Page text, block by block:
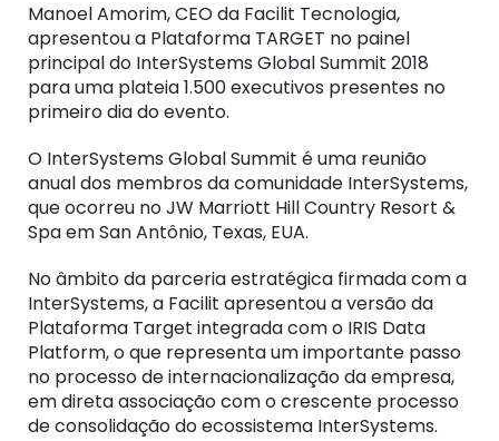
Manoel Amorim, CEO da Facilit Tecnologia,
apresentou a Plataforma TARGET no painel
principal do InterSystems Global Summit 2018
para uma plateia 1.500 executivos presentes no
primeiro dia do evento.
O InterSystems Global Summit é uma reunião
anual dos membros da comunidade InterSystems,
que ocorreu no JW Marriott Hill Country Resort &
Spa em San Antônio, Texas, EUA.
No âmbito da parceria estratégica firmada com a
InterSystems, a Facilit apresentou a versão da
Plataforma Target integrada com o IRIS Data
Platform, o que representa um importante passo
no processo de internacionalização da empresa,
em direta associação com o crescente processo
de consolidação do ecossistema InterSystems.